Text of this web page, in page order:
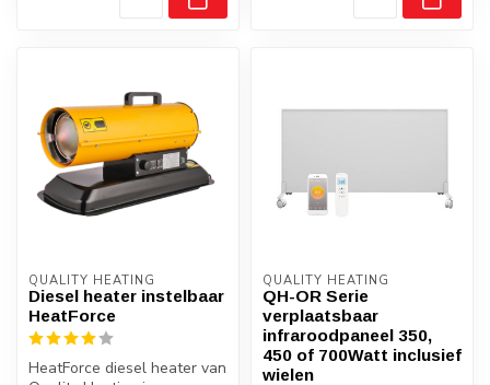
QUALITY HEATING
Diesel heater instelbaar
HeatForce
HeatForce diesel heater van
QUALITY HEATING
QH-OR Serie
verplaatsbaar
infraroodpaneel 350,
450 of 700Watt inclusief
wielen